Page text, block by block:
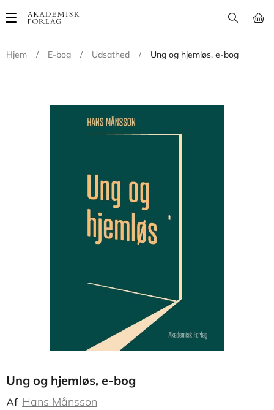
Main
Hjem
/ E-bog / Udsathed / Ung og hjemløs, e-bog
Ung og hjemløs, e-bog
Af Hans Månsson